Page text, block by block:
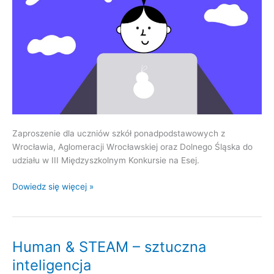
Zaproszenie dla uczniów szkół ponadpodstawowych z
Wrocławia, Aglomeracji Wrocławskiej oraz Dolnego Śląska do
udziału w III Międzyszkolnym Konkursie na Esej.
Dowiedz się więcej »
Human & STEAM – sztuczna
inteligencja
Human
&
STEAM